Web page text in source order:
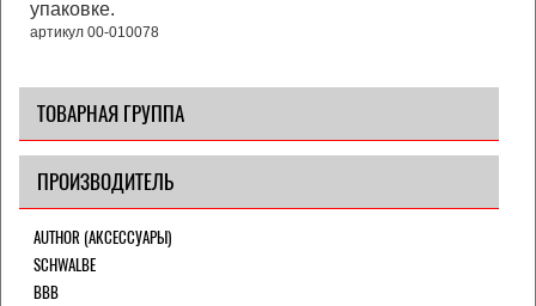
упаковке.
артикул 00-010078
ТОВАРНАЯ ГРУППА
ПРОИЗВОДИТЕЛЬ
AUTHOR (АКСЕССУАРЫ)
SCHWALBE
BBB